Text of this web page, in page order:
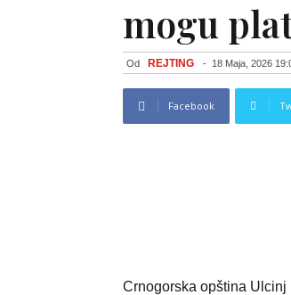
mogu
Od REJTING - 18 Maja, 2026
Facebook
Crnogorska opština